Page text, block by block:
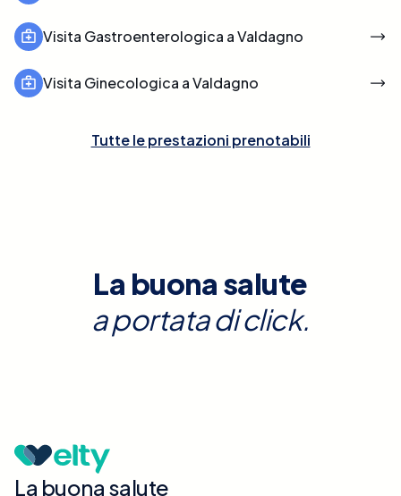
Visita Gastroenterologica a Valdagno
Visita Ginecologica a Valdagno
Tutte le prestazioni prenotabili
La buona salute
a portata di click.
La buona salute